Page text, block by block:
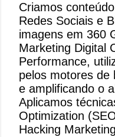
Criamos
Redes Sociais e
imagens em 360
Marketing Digital
Performance,
pelos motores de
e amplificando o
Aplicamos
Optimization
Hacking